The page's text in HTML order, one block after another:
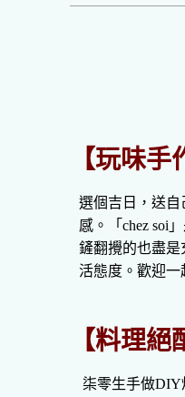
【玩味
選個吉日，送
感。「chez soi
鏟翻攪的也盡
活態度。歡迎
【料理絕
柒零生手做DIY